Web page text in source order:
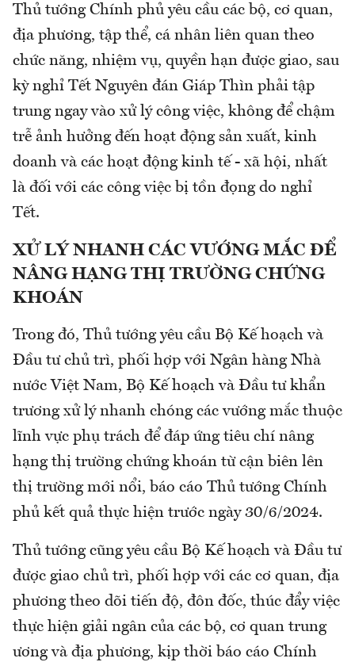
Thủ tướng Chính phủ yêu cầu các bộ, cơ quan,
địa phương, tập thể, cá nhân liên quan theo
chức năng, nhiệm vụ, quyền hạn được giao, sau
kỳ nghỉ Tết Nguyên đán Giáp Thìn phải tập
trung ngay vào xử lý công việc, không để chậm
trễ ảnh hưởng đến hoạt động sản xuất, kinh
doanh và các hoạt động kinh tế - xã hội, nhất
là đối với các công việc bị tồn đọng do nghỉ
Tết.
XỬ LÝ NHANH CÁC VƯỚNG MẮC ĐỂ
NÂNG HẠNG THỊ TRƯỜNG CHỨNG
KHOÁN
Trong đó, Thủ tướng yêu cầu Bộ Kế hoạch và
Đầu tư chủ trì, phối hợp với Ngân hàng Nhà
nước Việt Nam, Bộ Kế hoạch và Đầu tư khẩn
trương xử lý nhanh chóng các vướng mắc thuộc
lĩnh vực phụ trách để đáp ứng tiêu chí nâng
hạng thị trường chứng khoán từ cận biên lên
thị trường mới nổi, báo cáo Thủ tướng Chính
phủ kết quả thực hiện trước ngày 30/6/2024.
Thủ tướng cũng yêu cầu Bộ Kế hoạch và Đầu tư
được giao chủ trì, phối hợp với các cơ quan, địa
phương theo dõi tiến độ, đôn đốc, thúc đẩy việc
thực hiện giải ngân của các bộ, cơ quan trung
ương và địa phương, kịp thời báo cáo Chính